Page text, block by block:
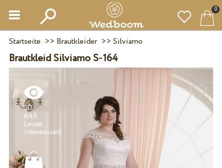
0
Startseite >> Brautkleider>> Silviamo
Brautkleid Silviamo S-164
30
645
Leute